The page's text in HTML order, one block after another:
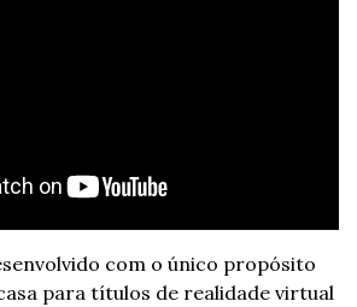
com o único propósito
para títulos de realidade virtual